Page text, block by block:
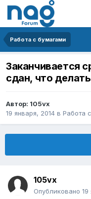
Работа с бумагами
Заканчивается
сдан, что
Автор: 105vx
19 января, 2014 в Работа
105vx
Опубликовано 19